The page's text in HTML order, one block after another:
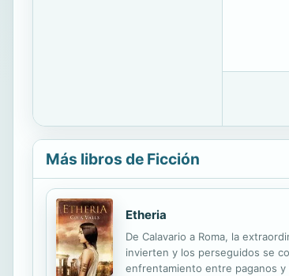
Más libros de Ficción
Etheria
De Calavario a Roma, la
invierten y los perseguidos se
enfrentamiento entre paganos y